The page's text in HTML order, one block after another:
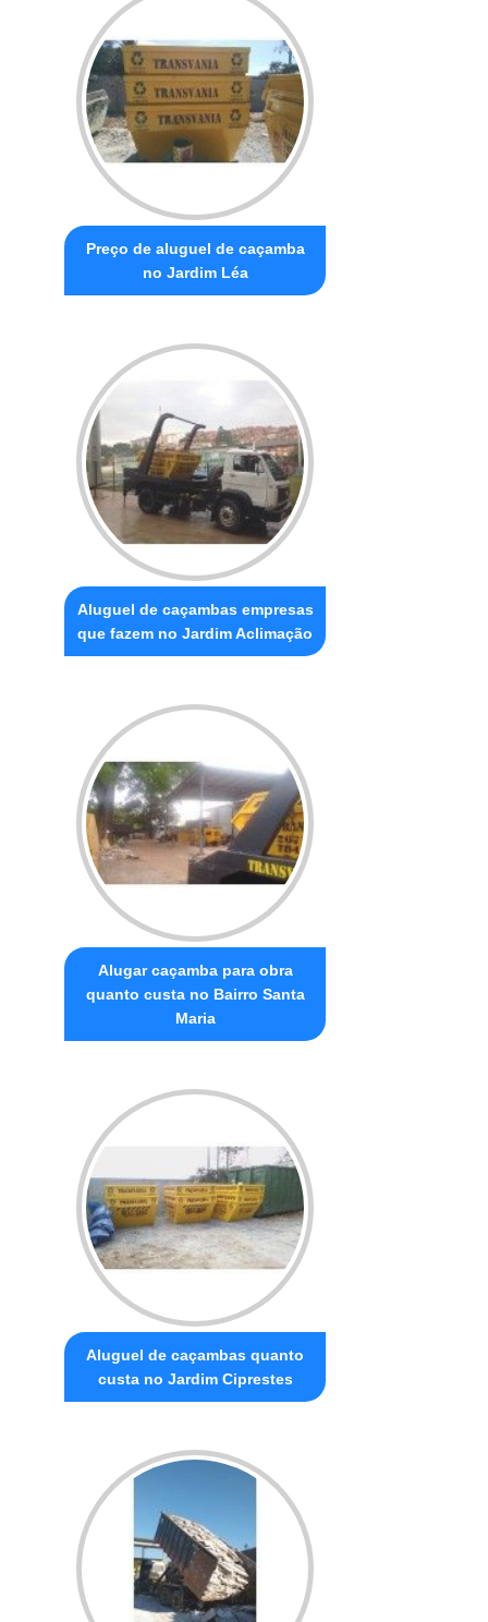
Preço de aluguel de caçamba
no Jardim Léa
Aluguel de caçambas empresas
que fazem no Jardim Aclimação
Alugar caçamba para obra
quanto custa no Bairro Santa
Maria
Aluguel de caçambas quanto
custa no Jardim Ciprestes